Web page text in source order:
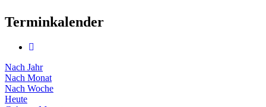
Terminkalender
Nach Jahr
Nach Monat
Nach Woche
Heute